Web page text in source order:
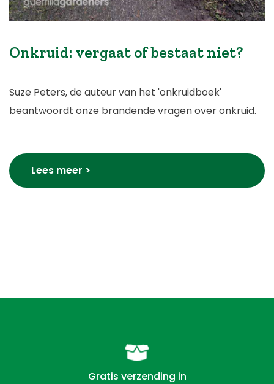
Onkruid: vergaat of bestaat niet?
Suze Peters, de auteur van het 'onkruidboek'
beantwoordt onze brandende vragen over onkruid.
Lees meer >
Gratis verzending in